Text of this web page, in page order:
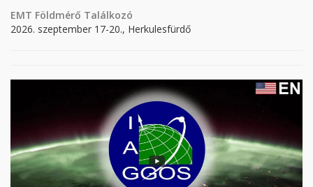
EMT Földmérő Találkozó
2026. szeptember 17-20., Herkulesfürdő